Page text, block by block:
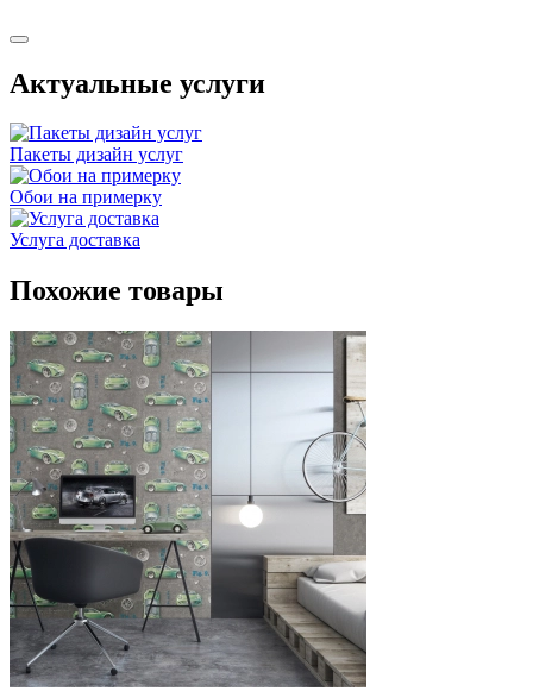
Актуальные услуги
Пакеты дизайн услуг
Обои на примерку
Услуга доставка
Похожие товары